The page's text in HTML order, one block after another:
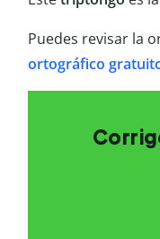
Puedes revisar la
ortográfico